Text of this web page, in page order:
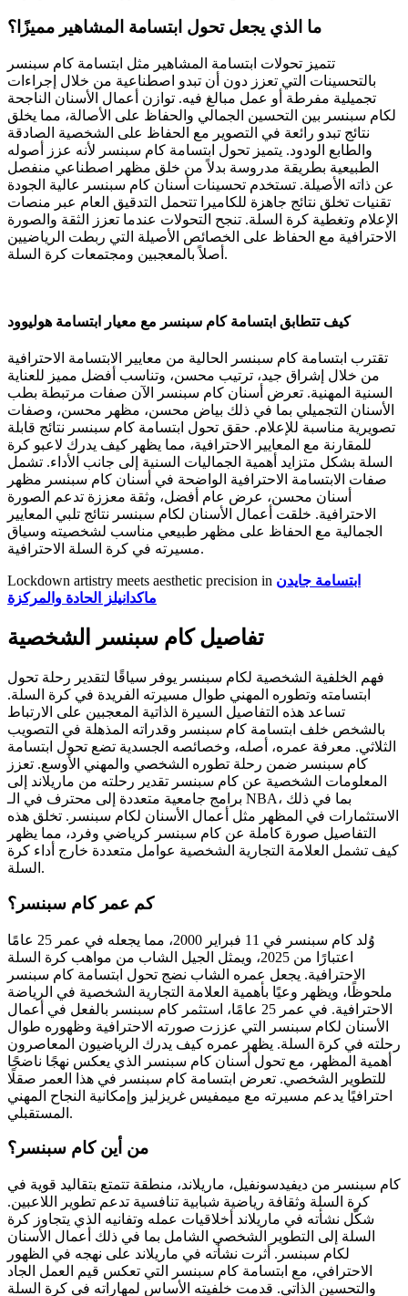
ما الذي يجعل تحول ابتسامة المشاهير مميزًا؟
تتميز تحولات ابتسامة المشاهير مثل ابتسامة كام سبنسر
بالتحسينات التي تعزز دون أن تبدو اصطناعية من خلال إجراءات
تجميلية مفرطة أو عمل مبالغ فيه. توازن أعمال الأسنان الناجحة
لكام سبنسر بين التحسين الجمالي والحفاظ على الأصالة، مما يخلق
نتائج تبدو رائعة في التصوير مع الحفاظ على الشخصية الصادقة
والطابع الودود. يتميز تحول ابتسامة كام سبنسر لأنه عزز أصوله
الطبيعية بطريقة مدروسة بدلاً من خلق مظهر اصطناعي منفصل
عن ذاته الأصيلة. تستخدم تحسينات أسنان كام سبنسر عالية الجودة
تقنيات تخلق نتائج جاهزة للكاميرا تتحمل التدقيق العام عبر منصات
الإعلام وتغطية كرة السلة. تنجح التحولات عندما تعزز الثقة والصورة
الاحترافية مع الحفاظ على الخصائص الأصيلة التي ربطت الرياضيين
أصلاً بالمعجبين ومجتمعات كرة السلة.
كيف تتطابق ابتسامة كام سبنسر مع معيار ابتسامة هوليوود
تقترب ابتسامة كام سبنسر الحالية من معايير الابتسامة الاحترافية
من خلال إشراق جيد، ترتيب محسن، وتناسب أفضل مميز للعناية
السنية المهنية. تعرض أسنان كام سبنسر الآن صفات مرتبطة بطب
الأسنان التجميلي بما في ذلك بياض محسن، مظهر محسن، وصفات
تصويرية مناسبة للإعلام. حقق تحول ابتسامة كام سبنسر نتائج قابلة
للمقارنة مع المعايير الاحترافية، مما يظهر كيف يدرك لاعبو كرة
السلة بشكل متزايد أهمية الجماليات السنية إلى جانب الأداء. تشمل
صفات الابتسامة الاحترافية الواضحة في أسنان كام سبنسر مظهر
أسنان محسن، عرض عام أفضل، وثقة معززة تدعم الصورة
الاحترافية. خلقت أعمال الأسنان لكام سبنسر نتائج تلبي المعايير
الجمالية مع الحفاظ على مظهر طبيعي مناسب لشخصيته وسياق
مسيرته في كرة السلة الاحترافية.
Lockdown artistry meets aesthetic precision in ابتسامة جايدن
ماكدانيلز الحادة والمركزة
تفاصيل كام سبنسر الشخصية
فهم الخلفية الشخصية لكام سبنسر يوفر سياقًا لتقدير رحلة تحول
ابتسامته وتطوره المهني طوال مسيرته الفريدة في كرة السلة.
تساعد هذه التفاصيل السيرة الذاتية المعجبين على الارتباط
بالشخص خلف ابتسامة كام سبنسر وقدراته المذهلة في التصويب
الثلاثي. معرفة عمره، أصله، وخصائصه الجسدية تضع تحول ابتسامة
كام سبنسر ضمن رحلة تطوره الشخصي والمهني الأوسع. تعزز
المعلومات الشخصية عن كام سبنسر تقدير رحلته من ماريلاند إلى
برامج جامعية متعددة إلى محترف في الـ NBA، بما في ذلك
الاستثمارات في المظهر مثل أعمال الأسنان لكام سبنسر. تخلق هذه
التفاصيل صورة كاملة عن كام سبنسر كرياضي وفرد، مما يظهر
كيف تشمل العلامة التجارية الشخصية عوامل متعددة خارج أداء كرة
السلة.
كم عمر كام سبنسر؟
وُلد كام سبنسر في 11 فبراير 2000، مما يجعله في عمر 25 عامًا
اعتبارًا من 2025، ويمثل الجيل الشاب من مواهب كرة السلة
الاحترافية. يجعل عمره الشاب نضج تحول ابتسامة كام سبنسر
ملحوظًا، ويظهر وعيًا بأهمية العلامة التجارية الشخصية في الرياضة
الاحترافية. في عمر 25 عامًا، استثمر كام سبنسر بالفعل في أعمال
الأسنان لكام سبنسر التي عززت صورته الاحترافية وظهوره طوال
رحلته في كرة السلة. يظهر عمره كيف يدرك الرياضيون المعاصرون
أهمية المظهر، مع تحول أسنان كام سبنسر الذي يعكس نهجًا ناضجًا
للتطوير الشخصي. تعرض ابتسامة كام سبنسر في هذا العمر صقلًا
احترافيًا يدعم مسيرته مع ميمفيس غريزليز وإمكانية النجاح المهني
المستقبلي.
من أين كام سبنسر؟
كام سبنسر من ديفيدسونفيل، ماريلاند، منطقة تتمتع بتقاليد قوية في
كرة السلة وثقافة رياضية شبابية تنافسية تدعم تطوير اللاعبين.
شكّل نشأته في ماريلاند أخلاقيات عمله وتفانيه الذي يتجاوز كرة
السلة إلى التطوير الشخصي الشامل بما في ذلك أعمال الأسنان
لكام سبنسر. أثرت نشأته في ماريلاند على نهجه في الظهور
الاحترافي، مع ابتسامة كام سبنسر التي تعكس قيم العمل الجاد
والتحسين الذاتي. قدمت خلفيته الأساس لمهاراته في كرة السلة